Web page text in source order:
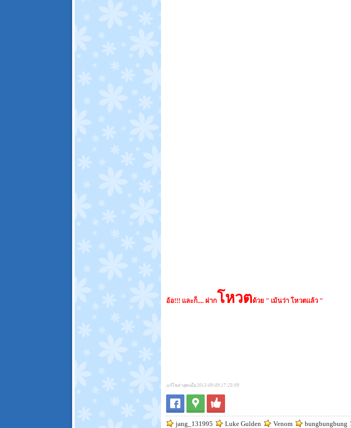
อ้อ!!! และก็.... ฝากโหวตด้วย " เม้นว่า โหวตแล้ว "
แก้ไขล่าสุดเมื่อ 2013-09-09 17:23:09
jang_131995 Luke Gulden Venom bungbungbung